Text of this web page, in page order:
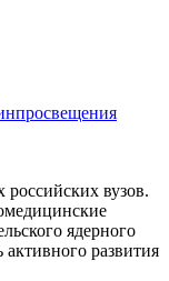
вузов.
ядерного
развития